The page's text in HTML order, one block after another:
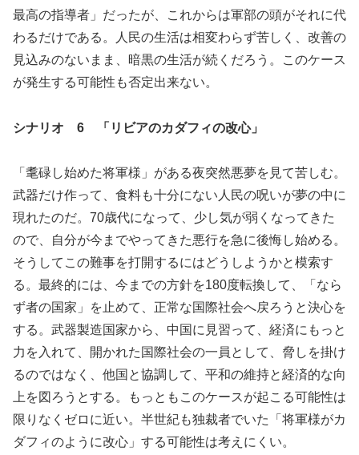
最高の指導者」だったが、これからは軍部の頭がそれに代
わるだけである。人民の生活は相変わらず苦しく、改善の
見込みのないまま、暗黒の生活が続くだろう。このケース
が発生する可能性も否定出来ない。
シナリオ 6 「リビアのカダフィの改心」
「耄碌し始めた将軍様」がある夜突然悪夢を見て苦しむ。
武器だけ作って、食料も十分にない人民の呪いが夢の中に
現れたのだ。70歳代になって、少し気が弱くなってきた
ので、自分が今までやってきた悪行を急に後悔し始める。
そうしてこの難事を打開するにはどうしようかと模索す
る。最終的には、今までの方針を180度転換して、「なら
ず者の国家」を止めて、正常な国際社会へ戻ろうと決心を
する。武器製造国家から、中国に見習って、経済にもっと
力を入れて、開かれた国際社会の一員として、脅しを掛け
るのではなく、他国と協調して、平和の維持と経済的な向
上を図ろうとする。もっともこのケースが起こる可能性は
限りなくゼロに近い。半世紀も独裁者でいた「将軍様がカ
ダフィのように改心」する可能性は考えにくい。